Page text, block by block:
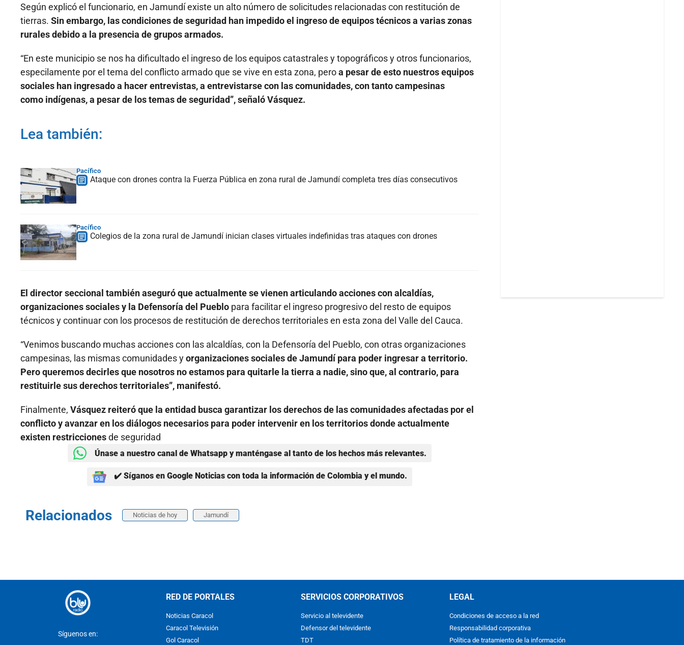
Según explicó el funcionario, en Jamundí existe un alto número de solicitudes relacionadas con restitución de
tierras. Sin embargo, las condiciones de seguridad han impedido el ingreso de equipos técnicos a varias zonas
rurales debido a la presencia de grupos armados.
“En este municipio se nos ha dificultado el ingreso de los equipos catastrales y topográficos y otros funcionarios,
especilamente por el tema del conflicto armado que se vive en esta zona, peroa pesar de esto nuestros equipos
sociales han ingresado a hacer entrevistas, a entrevistarse con las comunidades, con tanto campesinas
como indígenas, a pesar de los temas de seguridad”, señaló Vásquez.
Lea también:
Pacífico
Ataque con drones contra la Fuerza Pública en zona rural de Jamundí completa tres días consecutivos
Pacífico
Colegios de la zona rural de Jamundí inician clases virtuales indefinidas tras ataques con drones
El director seccional también aseguró que actualmente se vienen articulando acciones con alcaldías,
organizaciones sociales y la Defensoría del Pueblo para facilitar el ingreso progresivo del resto de equipos
técnicos y continuar con los procesos de restitución de derechos territoriales en esta zona del Valle del Cauca.
“Venimos buscando muchas acciones con las alcaldías, con la Defensoría del Pueblo, con otras organizaciones
campesinas, las mismas comunidades yorganizaciones sociales de Jamundí para poder ingresar a territorio.
Pero queremos decirles que nosotros no estamos para quitarle la tierra a nadie, sino que, al contrario, para
restituirle sus derechos territoriales”, manifestó.
Finalmente, Vásquez reiteró que la entidad busca garantizar los derechos de las comunidades afectadas por el
conflicto y avanzar en los diálogos necesarios para poder intervenir en los territorios donde actualmente
existen restriccionesde seguridad
Únase a nuestro canal de Whatsapp y manténgase al tanto de los hechos más relevantes.
✔️ Síganos en Google Noticias con toda la información de Colombia y el mundo.
Relacionados Noticias de hoy Jamundí
Síguenos en:
RED DE PORTALES
Noticias Caracol
Caracol Televisión
Gol Caracol
SERVICIOS CORPORATIVOS
Servicio al televidente
Defensor del televidente
TDT
LEGAL
Condiciones de acceso a la red
Responsabilidad corporativa
Política de tratamiento de la información